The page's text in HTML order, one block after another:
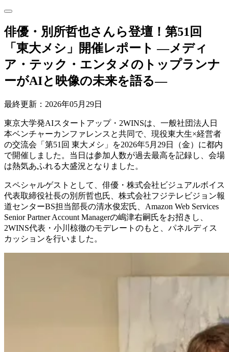
俳優・別所哲也さんら登壇！第51回
「東大メシ」開催レポート ―メディ
ア・テック・エンタメのトップランナ
ーがAIと映像の未来を語る―
最終更新：2026年05月29日
東京大学発AIスタートアップ・2WINSは、一般社団法人日
本ベンチャーカンファレンスと共同で、現役東大生×経営者
の交流会「第51回 東大メシ」を2026年5月29日（金）に都内
で開催しました。当日は参加人数が過去最高を記録し、会場
は熱気あふれる大盛況となりました。
スペシャルゲストとして、俳優・株式会社ビジュアルボイス
代表取締役社長の別所哲也氏、株式会社フジテレビジョン報
道センターBS担当部長の清水俊宏氏、Amazon Web Services
Senior Partner Account Managerの嶋津右嗣氏をお招きし、
2WINS代表・小川椋徹のモデレートのもと、パネルディス
カッションを行いました。